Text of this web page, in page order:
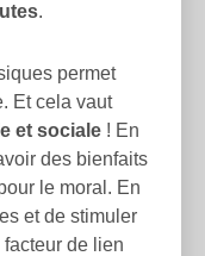
.
permet
Et cela vaut
et sociale ! En
des bienfaits
le moral. En
et de stimuler
facteur de lien